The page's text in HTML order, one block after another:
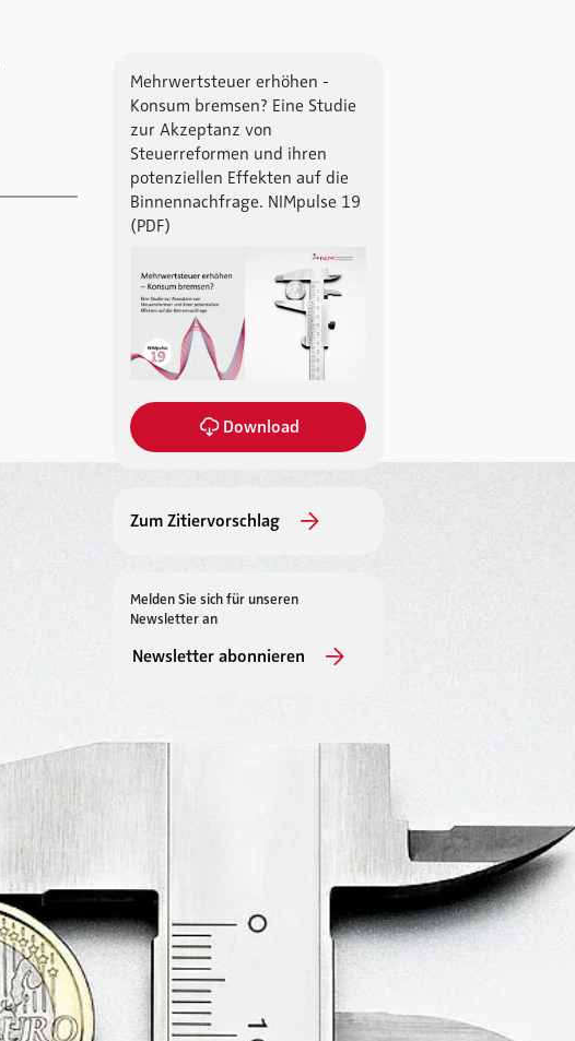
Mehrwertsteuer erhöhen -
Konsum bremsen? Eine Studie
zur Akzeptanz von
Steuerreformen und ihren
potenziellen Effekten auf die
Binnennachfrage. NIMpulse 19
(PDF)
Download
Zum Zitiervorschlag
Melden Sie sich für unseren
Newsletter an
Newsletter abonnieren